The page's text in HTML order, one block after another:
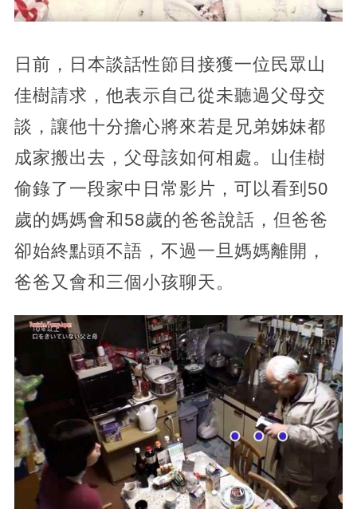
日前，日本談話性節目接獲一位民眾山
佳樹請求，他表示自己從未聽過父母交
談，讓他十分擔心將來若是兄弟姊妹都
成家搬出去，父母該如何相處。山佳樹
偷錄了一段家中日常影片，可以看到50
歲的媽媽會和58歲的爸爸說話，但爸爸
卻始終點頭不語，不過一旦媽媽離開，
爸爸又會和三個小孩聊天。